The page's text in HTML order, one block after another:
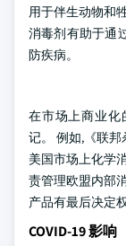
用于伴生动物和
消毒剂有助于通
防疾病。
在市场上商业化
记。 例如,《联邦
美国市场上化学
责管理欧盟内部
产品有最后决定
COVID-19 影响